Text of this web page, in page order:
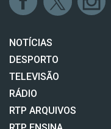
NOTÍCIAS
DESPORTO
TELEVISÃO
RÁDIO
RTP ARQUIVOS